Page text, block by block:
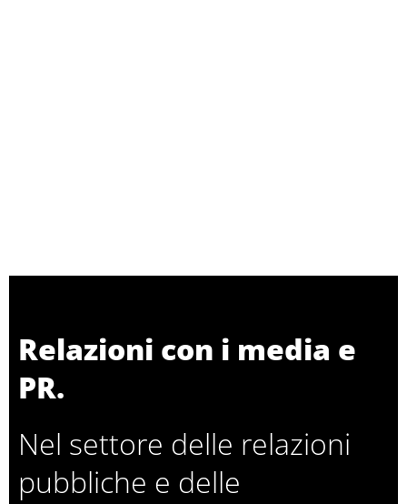
Relazioni con i media e
PR.
Nel settore delle relazioni
pubbliche e delle